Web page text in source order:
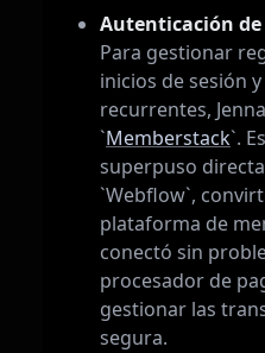
Autenticación
Para gestionar
inicios de sesión
recurrentes,
`Memberstack`.
superpuso
`Webflow`,
plataforma de
conectó sin
procesador de
gestionar las
segura.